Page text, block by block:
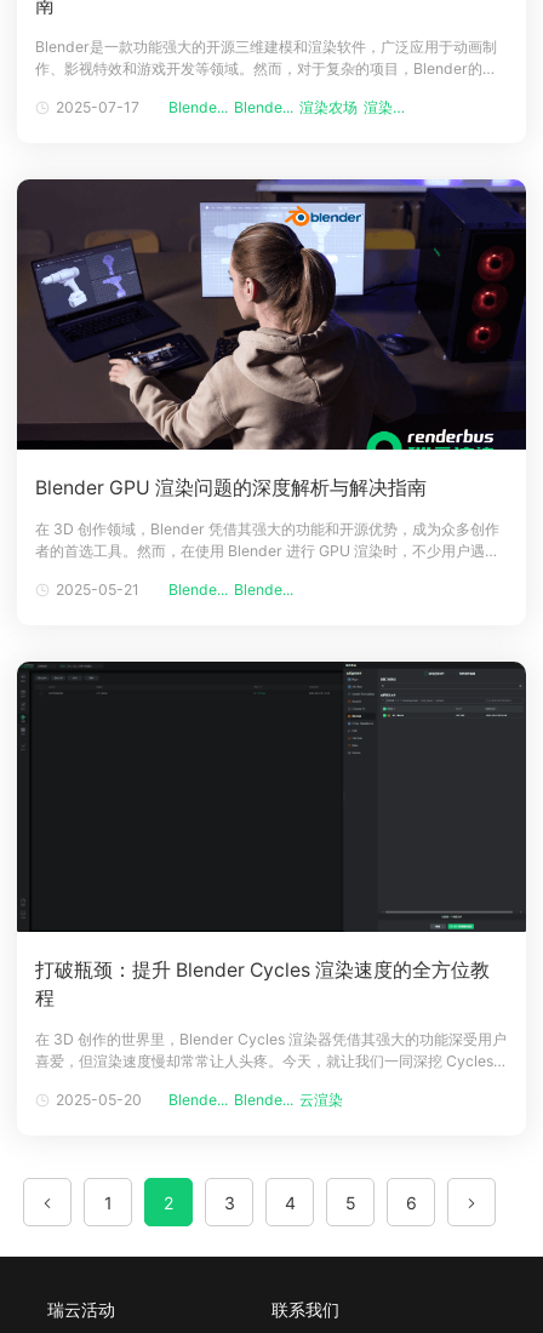
南
Blender是一款功能强大的开源三维建模和渲染软件，广泛应用于动画制
作、影视特效和游戏开发等领域。然而，对于复杂的项目，Blender的本
任务。那么，Blender渲染农场用什么显卡？Blender渲染农场怎么用？本
2025-07-17 Blende... Blende... 渲染农场 渲染农场软件
Blender GPU 渲染问题的深度解析与解决指南
在 3D 创作领域，Blender 凭借其强大的功能和开源优势，成为众多创作
者的首选工具。然而，在使用 Blender 进行 GPU 渲染时，不少用户遇到
Blender 无法检测到 GPU 的原因，并提供详细的解决方法，同时在文章
2025-05-21 Blende... Blende...
打破瓶颈：提升 Blender Cycles 渲染速度的全方位教
程
在 3D 创作的世界里，Blender Cycles 渲染器凭借其强大的功能深受用户
喜爱，但渲染速度慢却常常让人头疼。今天，就让我们一同深挖 Cycles
升，将更多时间留给创意发挥。 一、Cycles 渲染速度慢的根源剖析
2025-05-20 Blende... Blende... 云渲染
1 2 3 4 5 6
瑞云活动 联系我们